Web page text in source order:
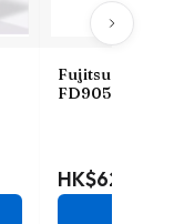
Fujitsu 全高清
FD905
HK$628